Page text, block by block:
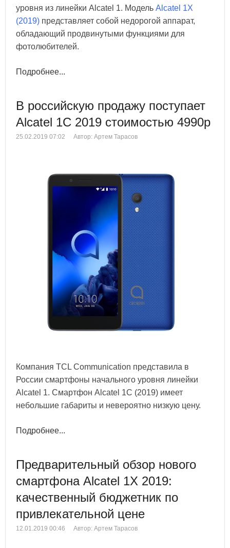
уровня из линейки Alcatel 1. Модель Alcatel 1X
(2019) представляет собой недорогой аппарат,
обладающий продвинутыми функциями для
фотолюбителей.
Подробнее...
В российскую продажу поступает
Alcatel 1C 2019 стоимостью 4990р
25.02.2019 07:02 Автор: Артем Тарасов
Компания TCL Communication представила в
России смартфоны начального уровня линейки
Alcatel 1. Смартфон Alcatel 1C (2019) имеет
небольшие габариты и невероятно низкую цену.
Подробнее...
Предварительный обзор нового
смартфона Alcatel 1X 2019:
качественный бюджетник по
привлекательной цене
12.01.2019 00:46 Автор: Артем Тарасов